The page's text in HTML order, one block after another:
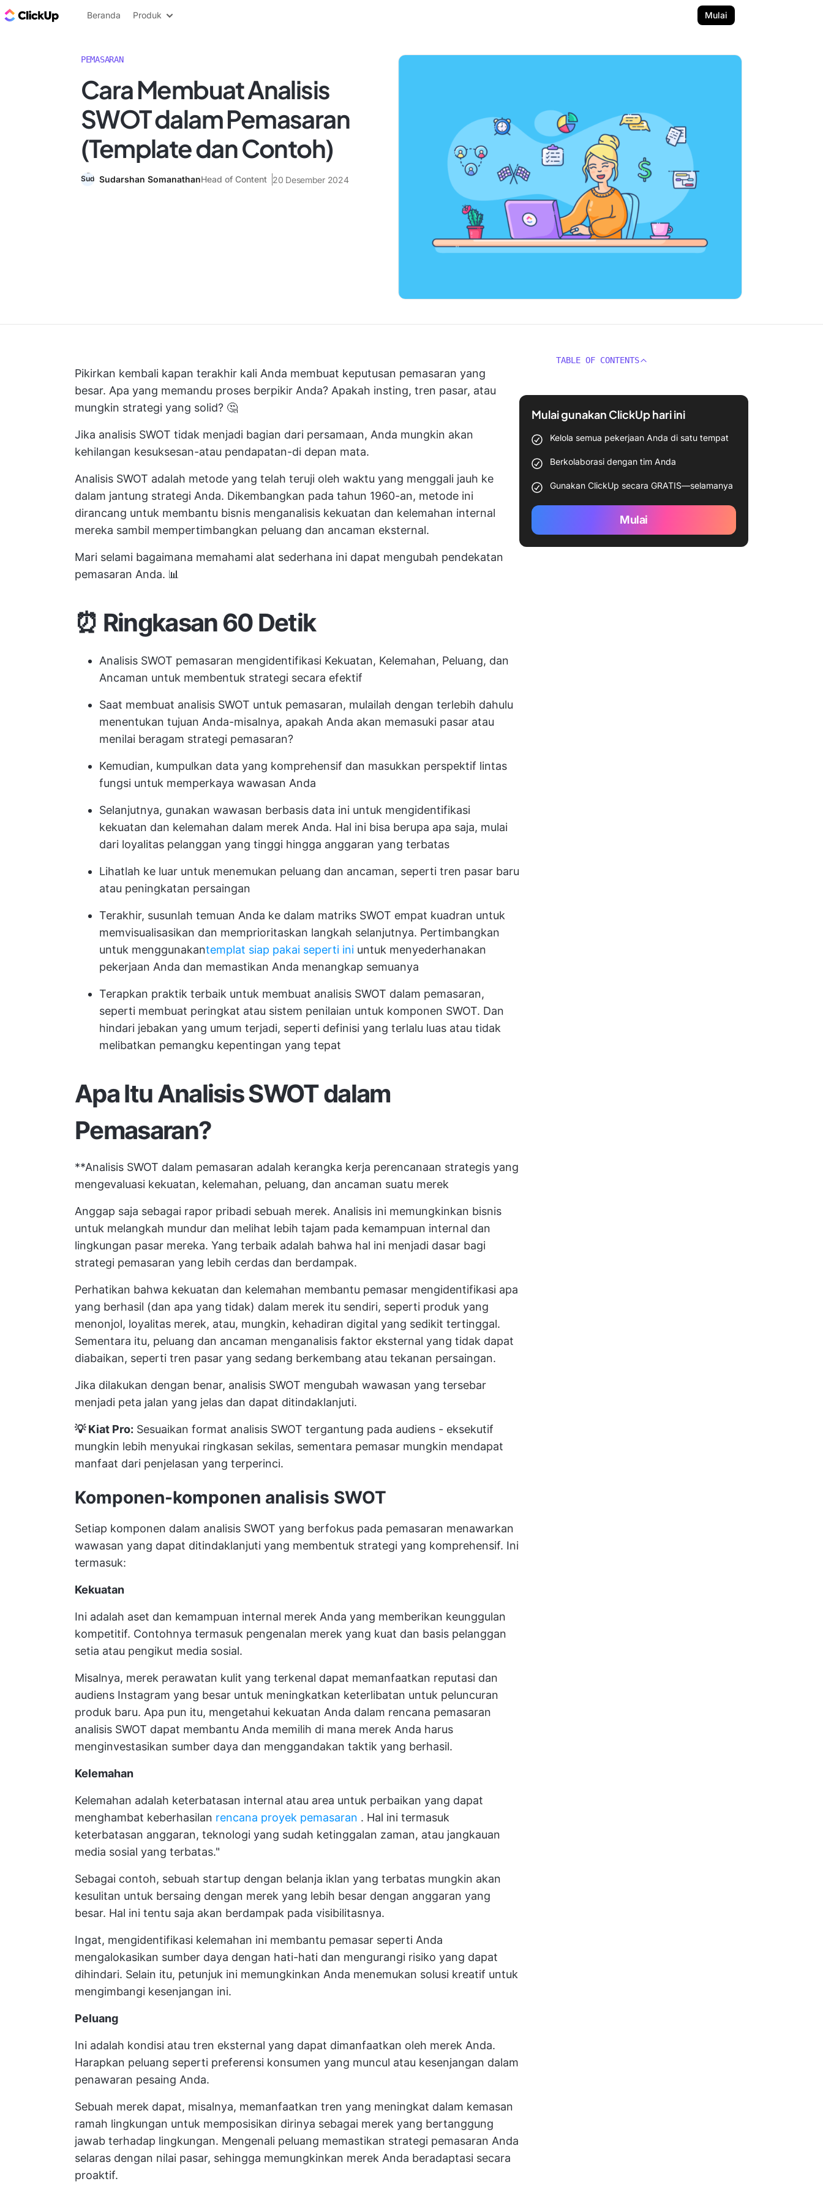
Blog ClickUp
Beranda Produk Mulai
PEMASARAN
Cara Membuat Analisis
SWOT dalam Pemasaran
(Template dan Contoh)
Sudarshan SomanathanHead of Content 20 Desember 2024
Pikirkan kembali kapan terakhir kali Anda membuat keputusan pemasaran yang
besar. Apa yang memandu proses berpikir Anda? Apakah insting, tren pasar, atau
mungkin strategi yang solid? 🤔
Jika analisis SWOT tidak menjadi bagian dari persamaan, Anda mungkin akan
kehilangan kesuksesan-atau pendapatan-di depan mata.
Analisis SWOT adalah metode yang telah teruji oleh waktu yang menggali jauh ke
dalam jantung strategi Anda. Dikembangkan pada tahun 1960-an, metode ini
dirancang untuk membantu bisnis menganalisis kekuatan dan kelemahan internal
mereka sambil mempertimbangkan peluang dan ancaman eksternal.
Mari selami bagaimana memahami alat sederhana ini dapat mengubah pendekatan
pemasaran Anda. 📊
⏰ Ringkasan 60 Detik
Analisis SWOT pemasaran mengidentifikasi Kekuatan, Kelemahan, Peluang, dan
Ancaman untuk membentuk strategi secara efektif
Saat membuat analisis SWOT untuk pemasaran, mulailah dengan terlebih dahulu
menentukan tujuan Anda-misalnya, apakah Anda akan memasuki pasar atau
menilai beragam strategi pemasaran?
Kemudian, kumpulkan data yang komprehensif dan masukkan perspektif lintas
fungsi untuk memperkaya wawasan Anda
Selanjutnya, gunakan wawasan berbasis data ini untuk mengidentifikasi
kekuatan dan kelemahan dalam merek Anda. Hal ini bisa berupa apa saja, mulai
dari loyalitas pelanggan yang tinggi hingga anggaran yang terbatas
Lihatlah ke luar untuk menemukan peluang dan ancaman, seperti tren pasar baru
atau peningkatan persaingan
Terakhir, susunlah temuan Anda ke dalam matriks SWOT empat kuadran untuk
memvisualisasikan dan memprioritaskan langkah selanjutnya. Pertimbangkan
untuk menggunakantemplat siap pakai seperti ini untuk menyederhanakan
pekerjaan Anda dan memastikan Anda menangkap semuanya
Terapkan praktik terbaik untuk membuat analisis SWOT dalam pemasaran,
seperti membuat peringkat atau sistem penilaian untuk komponen SWOT. Dan
hindari jebakan yang umum terjadi, seperti definisi yang terlalu luas atau tidak
melibatkan pemangku kepentingan yang tepat
Apa Itu Analisis SWOT dalam
Pemasaran?
**Analisis SWOT dalam pemasaran adalah kerangka kerja perencanaan strategis yang
mengevaluasi kekuatan, kelemahan, peluang, dan ancaman suatu merek
Anggap saja sebagai rapor pribadi sebuah merek. Analisis ini memungkinkan bisnis
untuk melangkah mundur dan melihat lebih tajam pada kemampuan internal dan
lingkungan pasar mereka. Yang terbaik adalah bahwa hal ini menjadi dasar bagi
strategi pemasaran yang lebih cerdas dan berdampak.
Perhatikan bahwa kekuatan dan kelemahan membantu pemasar mengidentifikasi apa
yang berhasil (dan apa yang tidak) dalam merek itu sendiri, seperti produk yang
menonjol, loyalitas merek, atau, mungkin, kehadiran digital yang sedikit tertinggal.
Sementara itu, peluang dan ancaman menganalisis faktor eksternal yang tidak dapat
diabaikan, seperti tren pasar yang sedang berkembang atau tekanan persaingan.
Jika dilakukan dengan benar, analisis SWOT mengubah wawasan yang tersebar
menjadi peta jalan yang jelas dan dapat ditindaklanjuti.
💡 Kiat Pro: Sesuaikan format analisis SWOT tergantung pada audiens - eksekutif
mungkin lebih menyukai ringkasan sekilas, sementara pemasar mungkin mendapat
manfaat dari penjelasan yang terperinci.
Komponen-komponen analisis SWOT
Setiap komponen dalam analisis SWOT yang berfokus pada pemasaran menawarkan
wawasan yang dapat ditindaklanjuti yang membentuk strategi yang komprehensif. Ini
termasuk:
Kekuatan
Ini adalah aset dan kemampuan internal merek Anda yang memberikan keunggulan
kompetitif. Contohnya termasuk pengenalan merek yang kuat dan basis pelanggan
setia atau pengikut media sosial.
Misalnya, merek perawatan kulit yang terkenal dapat memanfaatkan reputasi dan
audiens Instagram yang besar untuk meningkatkan keterlibatan untuk peluncuran
produk baru. Apa pun itu, mengetahui kekuatan Anda dalam rencana pemasaran
analisis SWOT dapat membantu Anda memilih di mana merek Anda harus
menginvestasikan sumber daya dan menggandakan taktik yang berhasil.
Kelemahan
Kelemahan adalah keterbatasan internal atau area untuk perbaikan yang dapat
menghambat keberhasilan rencana proyek pemasaran . Hal ini termasuk
keterbatasan anggaran, teknologi yang sudah ketinggalan zaman, atau jangkauan
media sosial yang terbatas."
Sebagai contoh, sebuah startup dengan belanja iklan yang terbatas mungkin akan
kesulitan untuk bersaing dengan merek yang lebih besar dengan anggaran yang
besar. Hal ini tentu saja akan berdampak pada visibilitasnya.
Ingat, mengidentifikasi kelemahan ini membantu pemasar seperti Anda
mengalokasikan sumber daya dengan hati-hati dan mengurangi risiko yang dapat
dihindari. Selain itu, petunjuk ini memungkinkan Anda menemukan solusi kreatif untuk
mengimbangi kesenjangan ini.
Peluang
Ini adalah kondisi atau tren eksternal yang dapat dimanfaatkan oleh merek Anda.
Harapkan peluang seperti preferensi konsumen yang muncul atau kesenjangan dalam
penawaran pesaing Anda.
Sebuah merek dapat, misalnya, memanfaatkan tren yang meningkat dalam kemasan
ramah lingkungan untuk memposisikan dirinya sebagai merek yang bertanggung
jawab terhadap lingkungan. Mengenali peluang memastikan strategi pemasaran Anda
selaras dengan nilai pasar, sehingga memungkinkan merek Anda beradaptasi secara
proaktif.
TABLE OF CONTENTS
Mulai gunakan ClickUp hari ini
Kelola semua pekerjaan Anda di satu tempat
Berkolaborasi dengan tim Anda
Gunakan ClickUp secara GRATIS—selamanya
Mulai